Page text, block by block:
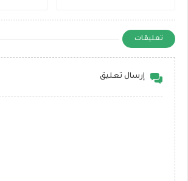
تعليقات
إرسال تعليق